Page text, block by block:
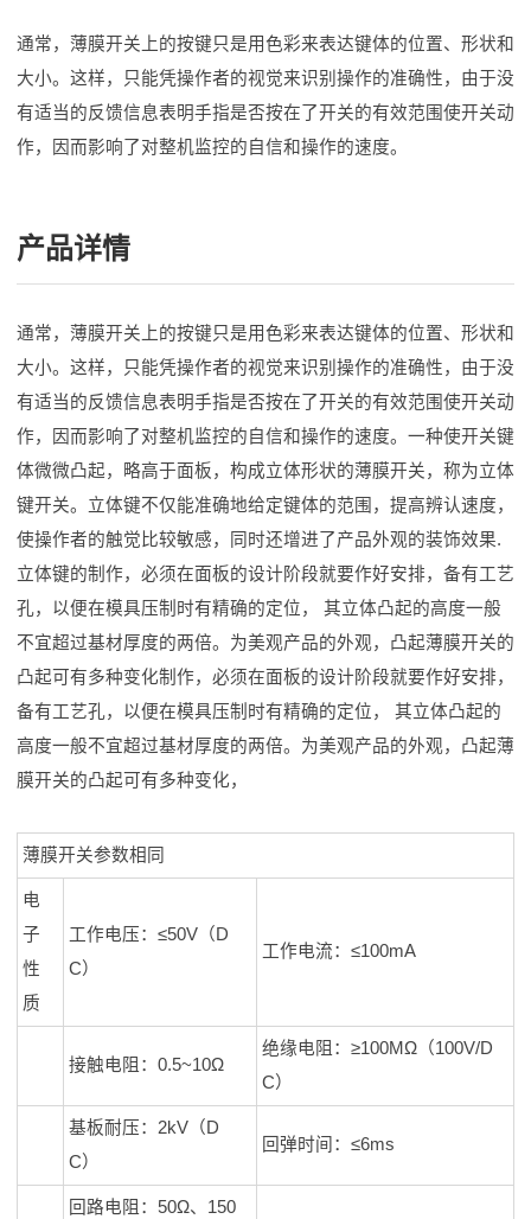
通常，薄膜开关上的按键只是用色彩来表达键体的位置、形状和
大小。这样，只能凭操作者的视觉来识别操作的准确性，由于没
有适当的反馈信息表明手指是否按在了开关的有效范围使开关动
作，因而影响了对整机监控的自信和操作的速度。
产品详情
通常，薄膜开关上的按键只是用色彩来表达键体的位置、形状和
大小。这样，只能凭操作者的视觉来识别操作的准确性，由于没
有适当的反馈信息表明手指是否按在了开关的有效范围使开关动
作，因而影响了对整机监控的自信和操作的速度。一种使开关键
体微微凸起，略高于面板，构成立体形状的薄膜开关，称为立体
键开关。立体键不仅能准确地给定键体的范围，提高辨认速度，
使操作者的触觉比较敏感，同时还增进了产品外观的装饰效果.
立体键的制作，必须在面板的设计阶段就要作好安排，备有工艺
孔，以便在模具压制时有精确的定位， 其立体凸起的高度一般
不宜超过基材厚度的两倍。为美观产品的外观，凸起薄膜开关的
凸起可有多种变化制作，必须在面板的设计阶段就要作好安排，
备有工艺孔，以便在模具压制时有精确的定位， 其立体凸起的
高度一般不宜超过基材厚度的两倍。为美观产品的外观，凸起薄
膜开关的凸起可有多种变化，
薄膜开关参数相同
电
子
性
质
工作电压：≤50V（D
C）
工作电流：≤100mA
接触电阻：0.5~10Ω
绝缘电阻：≥100MΩ（100V/D
C）
基板耐压：2kV（D
C）
回弹时间：≤6ms
回路电阻：50Ω、150